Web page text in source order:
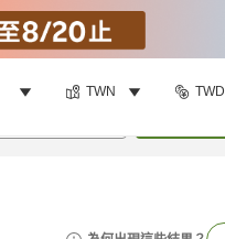
TWN TWD